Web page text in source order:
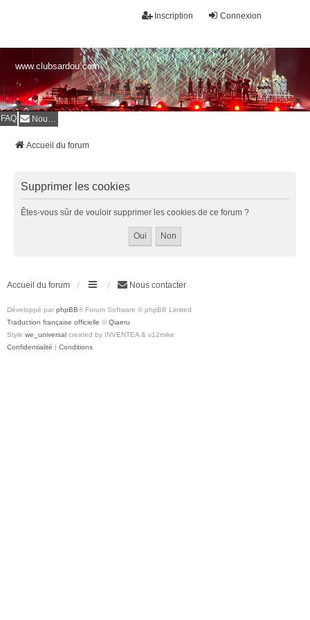
Connexion
Inscription
www.clubsardou.com
FAQ Nous contacter
Accueil du forum
Supprimer les cookies
Êtes-vous sûr de vouloir supprimer les cookies de ce forum ?
Accueil du forum Nous contacter
Développé par phpBB® Forum Software © phpBB Limited
Traduction française officielle © Qiaeru
Style we_universal created by INVENTEA & v12mike
Confidentialité | Conditions